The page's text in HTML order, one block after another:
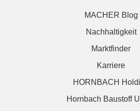
MACHER Blog
Nachhaltigkeit
Marktfinder
Karriere
HORNBACH
Hornbach Baustoff